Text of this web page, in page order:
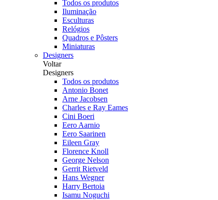
Todos os produtos
Iluminação
Esculturas
Relógios
Quadros e Pôsters
Miniaturas
Designers
Voltar
Designers
Todos os produtos
Antonio Bonet
Arne Jacobsen
Charles e Ray Eames
Cini Boeri
Eero Aarnio
Eero Saarinen
Eileen Gray
Florence Knoll
George Nelson
Gerrit Rietveld
Hans Wegner
Harry Bertoia
Isamu Noguchi